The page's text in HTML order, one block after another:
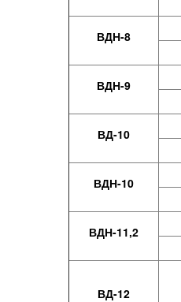
ВДН-8
ВДН-9
ВД-10
ВДН-10
ВДН-11,2
ВД-12